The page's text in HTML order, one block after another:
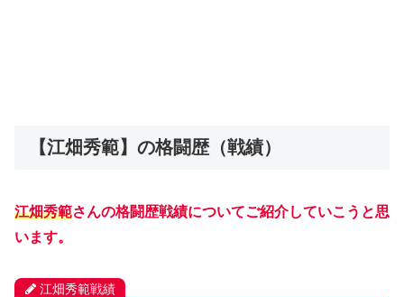
【江畑秀範】の格闘歴（戦績）
江畑秀範さんの格闘歴戦績についてご紹介していこうと思
います。
江畑秀範戦績